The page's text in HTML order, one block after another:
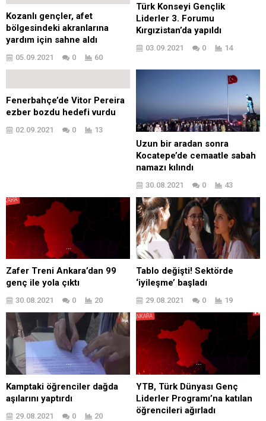
Kozanlı gençler, afet
bölgesindeki akranlarına
yardım için sahne aldı
05.09.2021 0 60
Türk Konseyi Gençlik
Liderler 3. Forumu
Kırgızistan’da yapıldı
03.09.2021 0 14
Fenerbahçe’de Vitor Pereira
ezber bozdu hedefi vurdu
02.09.2021 0 13
Uzun bir aradan sonra
Kocatepe’de cemaatle sabah
namazı kılındı
30.08.2021 0 43
Zafer Treni Ankara’dan 99
genç ile yola çıktı
30.08.2021 0 20
Tablo değişti! Sektörde
‘iyileşme’ başladı
29.08.2021 0 19
Kamptaki öğrenciler dağda
aşılarını yaptırdı
29.08.2021 0 20
YTB, Türk Dünyası Genç
Liderler Programı’na katılan
öğrencileri ağırladı